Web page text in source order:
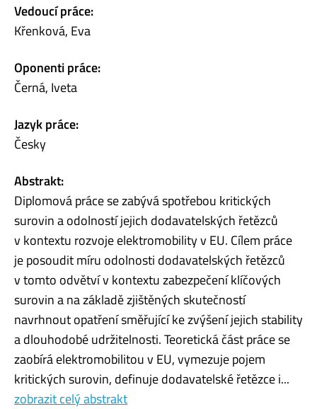
Vedoucí práce:
Křenková, Eva
Oponenti práce:
Černá, Iveta
Jazyk práce:
Česky
Abstrakt:
Diplomová práce se zabývá spotřebou kritických
surovin a odolností jejich dodavatelských řetězců
v kontextu rozvoje elektromobility v EU. Cílem práce
je posoudit míru odolnosti dodavatelských řetězců
v tomto odvětví v kontextu zabezpečení klíčových
surovin a na základě zjištěných skutečností
navrhnout opatření směřující ke zvýšení jejich stability
a dlouhodobé udržitelnosti. Teoretická část práce se
zaobírá elektromobilitou v EU, vymezuje pojem
kritických surovin, definuje dodavatelské řetězce i...
zobrazit celý abstrakt